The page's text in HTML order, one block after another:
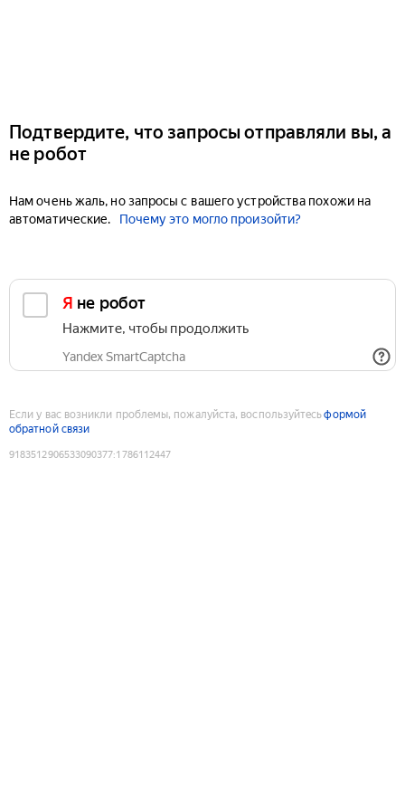
Подтвердите, что запросы отправляли вы, а
не робот
Нам очень жаль, но запросы с вашего устройства похожи на
автоматические.
Почему это могло произойти?
Я не робот
Нажмите, чтобы продолжить
Yandex SmartCaptcha
Если у вас возникли проблемы, пожалуйста, воспользуйтесьформой
обратной связи
9183512906533090377:1786112447